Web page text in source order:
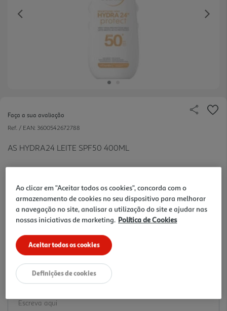
Previous
Faça a sua avaliação
Ref. / EAN: 3600542672788
AS HYDRA24 LEITE SPF50 400ML
13.79 €/un
-40%
Price reduced from
22,99 €to
13,79 €
Notas de preparação
Ao clicar em "Aceitar todos os cookies", concorda com o
armazenamento de cookies no seu dispositivo para melhorar
a navegação no site, analisar a utilização do site e ajudar nas
nossas iniciativas de marketing. Política de Cookies
Aceitar todos os cookies
Definições de cookies